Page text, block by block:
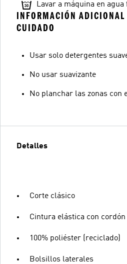
Lavar a máquina en agua
INFORMACIÓN ADICIONAL
CUIDADO
Usar solo detergentes
No usar suavizante
No planchar las zonas con
Detalles
Corte clásico
Cintura elástica con cordón
100% poliéster (reciclado)
Bolsillos laterales